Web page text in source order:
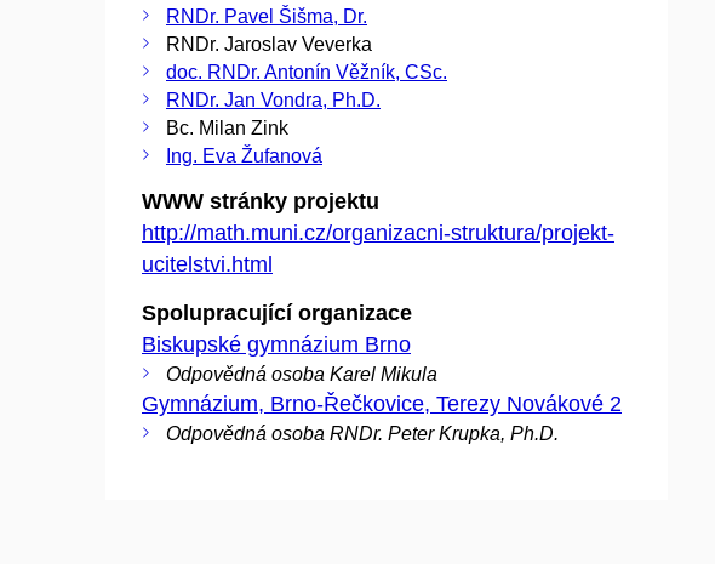
RNDr. Pavel Šišma, Dr.
RNDr. Jaroslav Veverka
doc. RNDr. Antonín Věžník, CSc.
RNDr. Jan Vondra, Ph.D.
Bc. Milan Zink
Ing. Eva Žufanová
WWW stránky projektu
http://math.muni.cz/organizacni-struktura/projekt-
ucitelstvi.html
Spolupracující organizace
Biskupské gymnázium Brno
Odpovědná osoba Karel Mikula
Gymnázium, Brno-Řečkovice, Terezy Novákové 2
Odpovědná osoba RNDr. Peter Krupka, Ph.D.